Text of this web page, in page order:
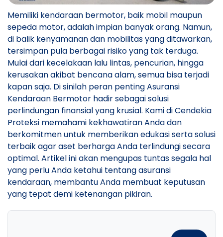
Memiliki kendaraan bermotor, baik mobil maupun
sepeda motor, adalah impian banyak orang. Namun,
di balik kenyamanan dan mobilitas yang ditawarkan,
tersimpan pula berbagai risiko yang tak terduga.
Mulai dari kecelakaan lalu lintas, pencurian, hingga
kerusakan akibat bencana alam, semua bisa terjadi
kapan saja. Di sinilah peran penting Asuransi
Kendaraan Bermotor hadir sebagai solusi
perlindungan finansial yang krusial. Kami di Cendekia
Proteksi memahami kekhawatiran Anda dan
berkomitmen untuk memberikan edukasi serta solusi
terbaik agar aset berharga Anda terlindungi secara
optimal. Artikel ini akan mengupas tuntas segala hal
yang perlu Anda ketahui tentang asuransi
kendaraan, membantu Anda membuat keputusan
yang tepat demi ketenangan pikiran.